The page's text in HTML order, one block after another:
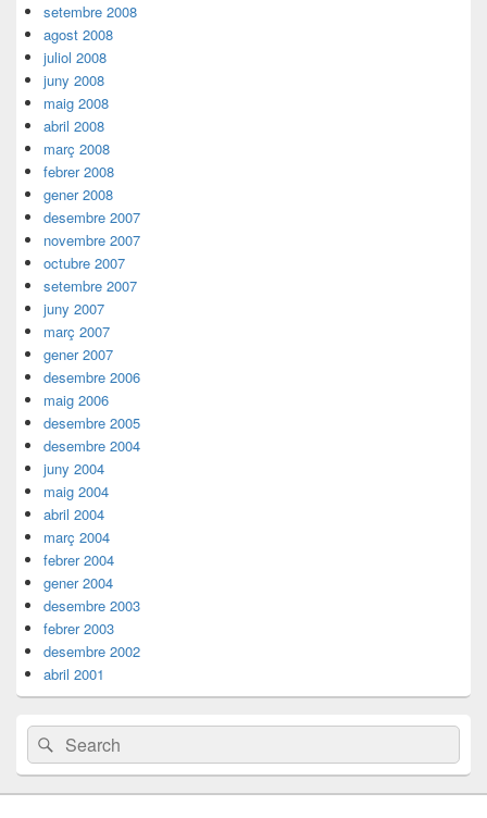
setembre 2008
agost 2008
juliol 2008
juny 2008
maig 2008
abril 2008
març 2008
febrer 2008
gener 2008
desembre 2007
novembre 2007
octubre 2007
setembre 2007
juny 2007
març 2007
gener 2007
desembre 2006
maig 2006
desembre 2005
desembre 2004
juny 2004
maig 2004
abril 2004
març 2004
febrer 2004
gener 2004
desembre 2003
febrer 2003
desembre 2002
abril 2001
Search
for:
Search